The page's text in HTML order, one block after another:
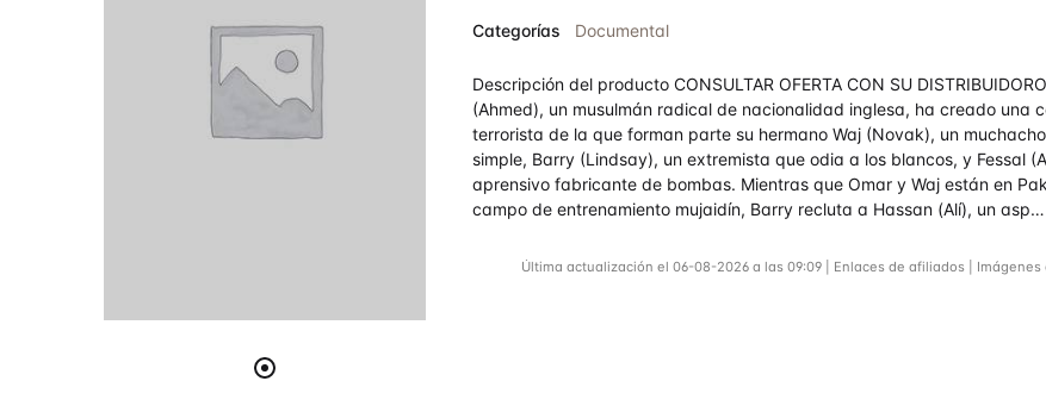
do en
Categorías Documental
Descripción del producto CONSULTAR OFERTA CON SU
(Ahmed), un musulmán radical de nacionalidad inglesa, ha creado una
terrorista de la que forman parte su hermano Waj (Novak), un
simple, Barry (Lindsay), un extremista que odia a los blancos, y Fessal
aprensivo fabricante de bombas. Mientras que Omar y Waj están en
campo de entrenamiento mujaidín, Barry recluta a Hassan (Alí), un asp…
Última actualización el 06-08-2026 a las 09:09 | Enlaces de afiliados | Imágenes